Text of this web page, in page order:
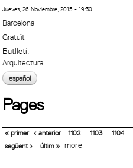
Jueves, 26 Noviembre, 2015 - 19:30
Barcelona
Gratuït
Butlletí:
Arquitectura
español
Pages
« primer ‹ anterior 1102 1103 1104
següent ›
últim » more